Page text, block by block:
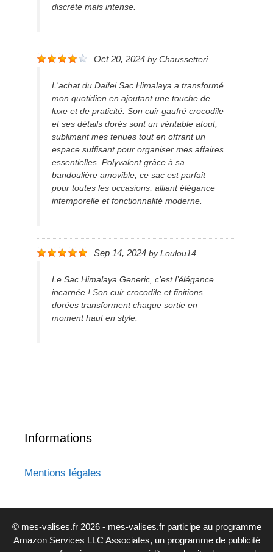
discrète mais intense.
Oct 20, 2024 by Chaussetteri
L'achat du Daifei Sac Himalaya a transformé
mon quotidien en ajoutant une touche de
luxe et de praticité. Son cuir gaufré crocodile
et ses détails dorés sont un véritable atout,
sublimant mes tenues tout en offrant un
espace suffisant pour organiser mes affaires
essentielles. Polyvalent grâce à sa
bandoulière amovible, ce sac est parfait
pour toutes les occasions, alliant élégance
intemporelle et fonctionnalité moderne.
Sep 14, 2024 by Loulou14
Le Sac Himalaya Generic, c’est l’élégance
incarnée ! Son cuir crocodile et finitions
dorées transforment chaque sortie en
moment haut en style.
Informations
Mentions légales
© mes-valises.fr 2026 - mes-valises.fr participe au programme
Amazon Services LLC Associates, un programme de publicité